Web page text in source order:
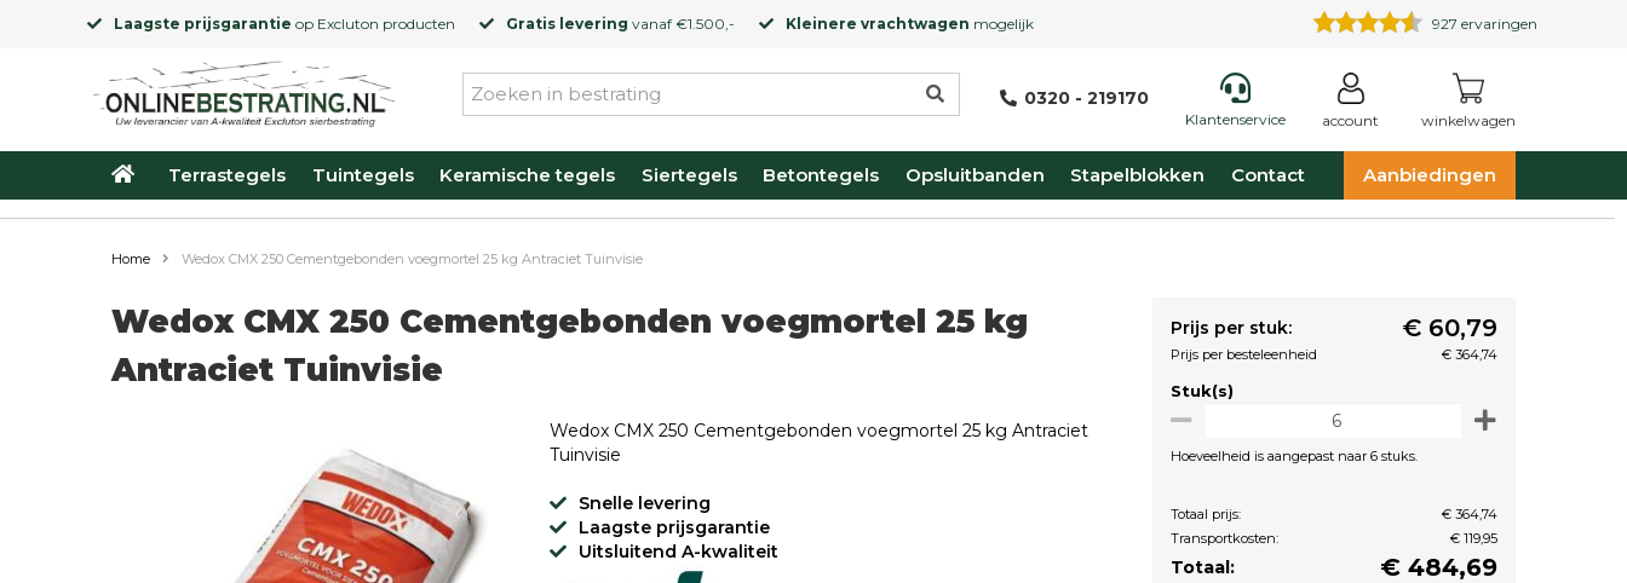
Laagste prijsgarantie op Excluton producten Gratis levering vanaf €1.500,- Kleinere vrachtwagen mogelijk 927 ervaringen
0320 - 219170
Klantenservice account winkelwagen
Terrastegels Tuintegels Keramische tegels Siertegels Betontegels Opsluitbanden Stapelblokken Contact Aanbiedingen
Home Wedox CMX 250 Cementgebonden voegmortel 25 kg Antraciet Tuinvisie
Wedox CMX 250 Cementgebonden voegmortel 25 kg
Antraciet Tuinvisie
Wedox CMX 250 Cementgebonden voegmortel 25 kg Antraciet
Tuinvisie
Snelle levering
Laagste prijsgarantie
Uitsluitend A-kwaliteit
Prijs per stuk: € 60,79
Prijs per besteleenheid € 364,74
Stuk(s)
Hoeveelheid is aangepast naar 6 stuks.
Totaal prijs:
€ 364,74
Transportkosten:
€ 119,95
Totaal: € 484,69